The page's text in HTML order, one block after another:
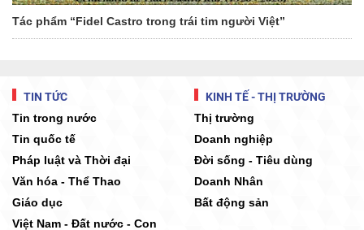
Tác phẩm “Fidel Castro trong trái tim người Việt”
TIN TỨC
Tin trong nước
Tin quốc tế
Pháp luật và Thời đại
Văn hóa - Thể Thao
Giáo dục
Việt Nam - Đất nước - Con
KINH TẾ - THỊ TRƯỜNG
Thị trường
Doanh nghiệp
Đời sống - Tiêu dùng
Doanh Nhân
Bất động sản